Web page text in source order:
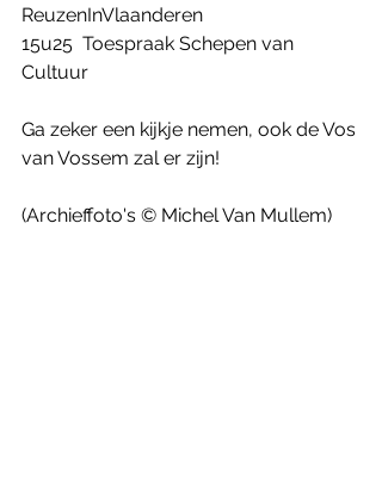
ReuzenInVlaanderen
15u25  Toespraak Schepen van
Cultuur
Ga zeker een kijkje nemen, ook de Vos
van Vossem zal er zijn!
(Archieffoto's © Michel Van Mullem)